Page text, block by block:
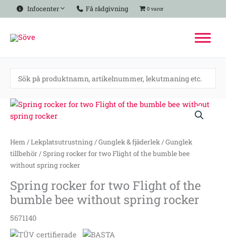
Hoppa
till
Infocenter Få rådgivning 0 varor
Hem/Lekplatsutrustning/Gunglek & fjäderlek/Gunglek
tillbehör/ Spring rocker for two Flight of the bumble bee
without spring rocker
Spring rocker for two Flight of the
bumble bee without spring rocker
5671140
Spring
rocker
two
Flight
of
bumble
bee
spring
rocker